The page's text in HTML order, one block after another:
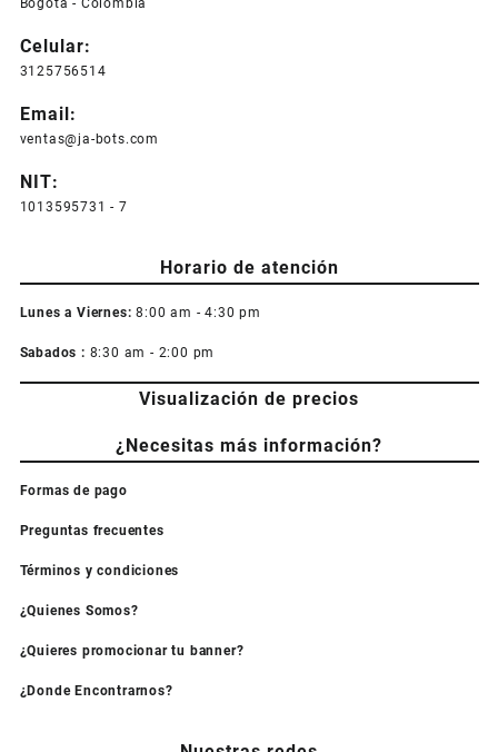
Celular:
3125756514
Email:
ventas@ja-bots.com
NIT:
1013595731 - 7
Horario de atención
Lunes a Viernes: 8:00 am - 4:30 pm
Sabados : 8:30 am - 2:00 pm
Visualización de precios
¿Necesitas más información?
Formas de pago
Preguntas frecuentes
Términos y condiciones
¿Quienes Somos?
¿Quieres promocionar tu banner?
¿Donde Encontrarnos?